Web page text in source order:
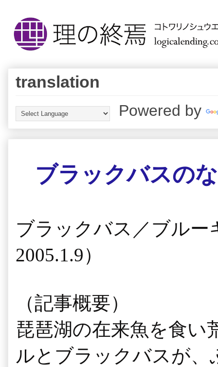
translation
Powered by
ブラックバスの
ブラックバス／ブルー
2005.1.9）
（記事概要）
琵琶湖の在来魚を食い
ルとブラックバスが